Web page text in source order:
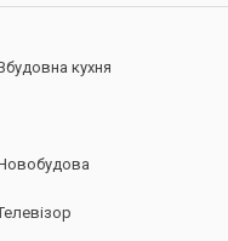
кухня